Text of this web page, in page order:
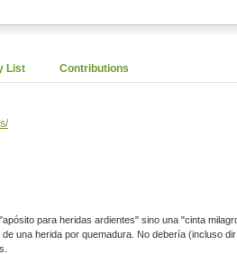
List Contributions
sino una "cinta milagrosa para quemaduras: